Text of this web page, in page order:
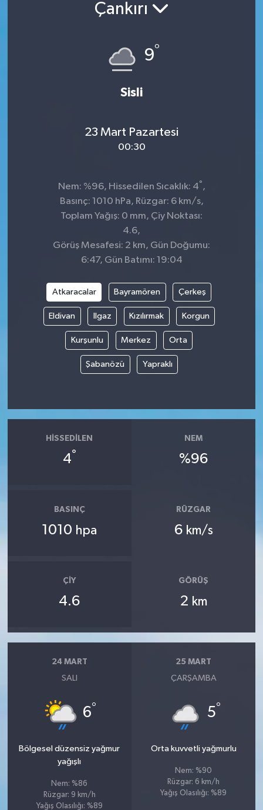
Çankırı
9°
Sisli
23 Mart Pazartesi
00:30
Nem: %96, Hissedilen Sıcaklık: 4° ,
Basınç: 1010 hPa, Rüzgar: 6 km/s,
Toplam Yağış: 0 mm, Çiy Noktası:
4.6,
Görüş Mesafesi: 2 km, Gün Doğumu:
6:47, Gün Batımı: 19:04
Atkaracalar Bayramören Çerkeş
Eldivan Ilgaz Kızılırmak Korgun
Kurşunlu Merkez Orta
Şabanözü Yapraklı
HISSEDILEN
4°
NEM
%96
BASINÇ
1010 hpa
RÜZGAR
6 km/s
ÇIY
4.6
GÖRÜŞ
2 km
24 MART
SALI
6°
Bölgesel düzensiz yağmur
yağışlı
Nem: %86
Rüzgar: 9 km/h
Yağış Olasılığı: %89
25 MART
ÇARŞAMBA
5°
Orta kuvvetli yağmurlu
Nem: %90
Rüzgar: 6 km/h
Yağış Olasılığı: %89